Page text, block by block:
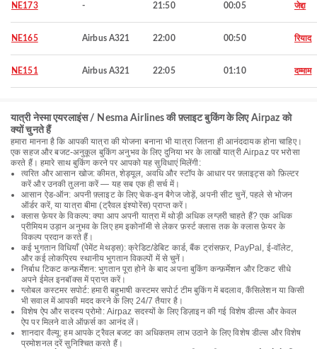
NE173 - 21:50 00:05 जेद्दा
NE165 Airbus A321 22:00 00:50 रियाद
NE151 Airbus A321 22:05 01:10 दम्माम
यात्री नेस्मा एयरलाइंस / Nesma Airlines की फ़्लाइट बुकिंग के लिए Airpaz को
क्यों चुनते हैं
हमारा मानना है कि आपकी यात्रा की योजना बनाना भी यात्रा जितना ही आनंददायक होना चाहिए।
एक सहज और बजट-अनुकूल बुकिंग अनुभव के लिए दुनिया भर के लाखों यात्री Airpaz पर भरोसा
करते हैं। हमारे साथ बुकिंग करने पर आपको यह सुविधाएं मिलेंगी:
त्वरित और आसान खोज: कीमत, शेड्यूल, अवधि और स्टॉप के आधार पर फ़्लाइट्स को फ़िल्टर
करें और उनकी तुलना करें — यह सब एक ही सर्च में।
आसान ऐड-ऑन: अपनी फ़्लाइट के लिए चेक-इन बैगेज जोड़ें, अपनी सीट चुनें, पहले से भोजन
ऑर्डर करें, या यात्रा बीमा (ट्रैवल इंश्योरेंस) प्राप्त करें।
क्लास फ़ेयर के विकल्प: क्या आप अपनी यात्रा में थोड़ी अधिक लग्ज़री चाहते हैं? एक अधिक
प्रीमियम उड़ान अनुभव के लिए हम इकोनॉमी से लेकर फ़र्स्ट क्लास तक के क्लास फ़ेयर के
विकल्प प्रदान करते हैं।
कई भुगतान विधियाँ (पेमेंट मेथड्स): क्रेडिट/डेबिट कार्ड, बैंक ट्रांसफ़र, PayPal, ई-वॉलेट,
और कई लोकप्रिय स्थानीय भुगतान विकल्पों में से चुनें।
निर्बाध टिकट कन्फ़र्मेशन: भुगतान पूरा होने के बाद अपना बुकिंग कन्फ़र्मेशन और टिकट सीधे
अपने ईमेल इनबॉक्स में प्राप्त करें।
ग्लोबल कस्टमर सपोर्ट: हमारी बहुभाषी कस्टमर सपोर्ट टीम बुकिंग में बदलाव, कैंसिलेशन या किसी
भी सवाल में आपकी मदद करने के लिए 24/7 तैयार है।
विशेष ऐप और सदस्य प्रोमो: Airpaz सदस्यों के लिए डिज़ाइन की गई विशेष डील्स और केवल
ऐप पर मिलने वाले ऑफ़र्स का आनंद लें।
शानदार वैल्यू: हम आपके ट्रैवल बजट का अधिकतम लाभ उठाने के लिए विशेष डील्स और विशेष
प्रमोशनल दरें सुनिश्चित करते हैं।